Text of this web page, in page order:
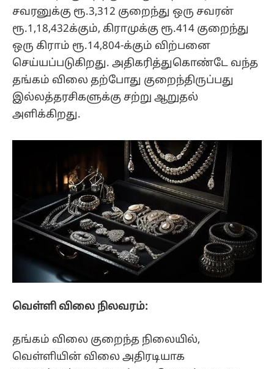
சவரனுக்கு ரூ.3,312 குறைந்து ஒரு சவரன்
ரூ.1,18,432க்கும், கிராமுக்கு ரூ.414 குறைந்து
ஒரு கிராம் ரூ.14,804-க்கும் விற்பனை
செய்யப்படுகிறது. அதிகரித்துகொண்டே வந்த
தங்கம் விலை தற்போது குறைந்திருப்பது
இல்லத்தரசிகளுக்கு சற்று ஆறுதல்
அளிக்கிறது.
வெள்ளி விலை நிலவரம்:
தங்கம் விலை குறைந்த நிலையில்,
வெள்ளியின் விலை அதிரடியாக